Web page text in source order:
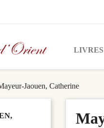
LIVRES
Jaouen, Catherine